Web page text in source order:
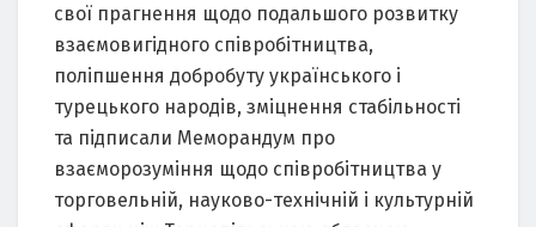
свої прагнення щодо подальшого розвитку
взаємовигідного співробітництва,
поліпшення добробуту українського і
турецького народів, зміцнення стабільності
та підписали Меморандум про
взаєморозуміння щодо співробітництва у
торговельній, науково-технічній і культурній